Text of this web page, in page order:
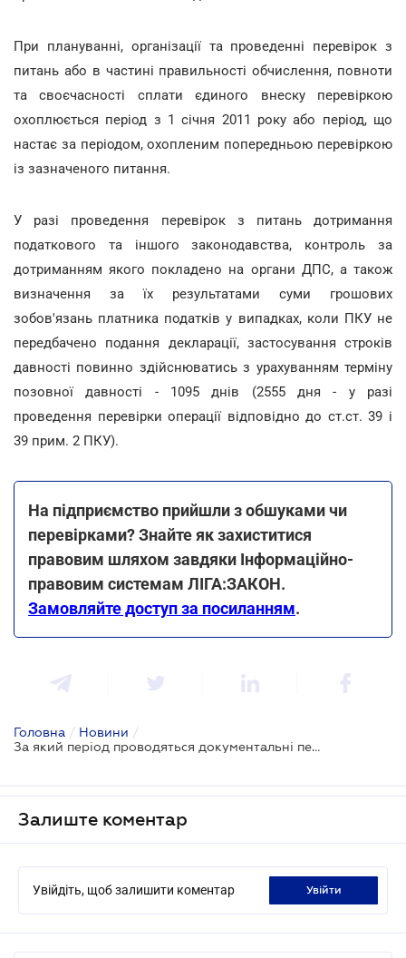
При плануванні, організації та проведенні перевірок з
питань або в частині правильності обчислення, повноти
та своєчасності сплати єдиного внеску перевіркою
охоплюється період з 1 січня 2011 року або період, що
настає за періодом, охопленим попередньою перевіркою
із зазначеного питання.
У разі проведення перевірок з питань дотримання
податкового та іншого законодавства, контроль за
дотриманням якого покладено на органи ДПС, а також
визначення за їх результатами суми грошових
зобов'язань платника податків у випадках, коли ПКУ не
передбачено подання декларації, застосування строків
давності повинно здійснюватись з урахуванням терміну
позовної давності - 1095 днів (2555 дня - у разі
проведення перевірки операції відповідно до ст.ст. 39 і
39 прим. 2 ПКУ).
На підприємство прийшли з обшуками чи
перевірками? Знайте як захиститися
правовим шляхом завдяки Інформаційно-
правовим системам ЛІГА:ЗАКОН.
Замовляйте доступ за посиланням.
Головна / Новини /
За який період проводяться документальні перевірки
Залиште коментар
Увійдіть, щоб залишити коментар увійти